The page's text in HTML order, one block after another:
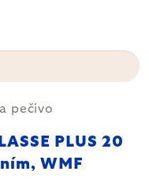
pečivo
PLUS 20
WMF